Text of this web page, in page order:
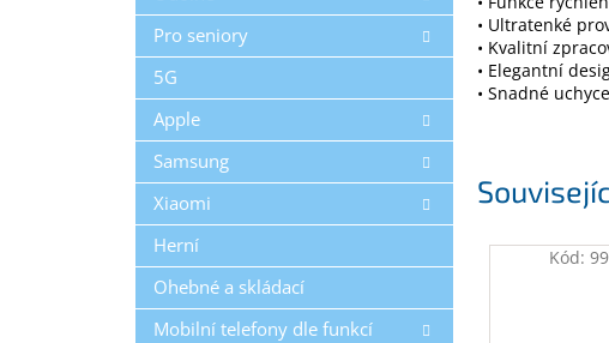
Pro seniory
5G
Apple
Samsung
Xiaomi
Herní
Ohebné a skládací
Mobilní telefony dle funkcí
Kód:
• Ultratenké
• Kvalitní
• Elegantní
• Snadné